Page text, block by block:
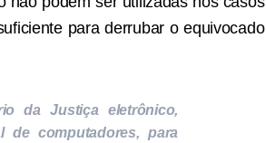
para derrubar o equivocado
da Justiça eletrônico,
de computadores, para